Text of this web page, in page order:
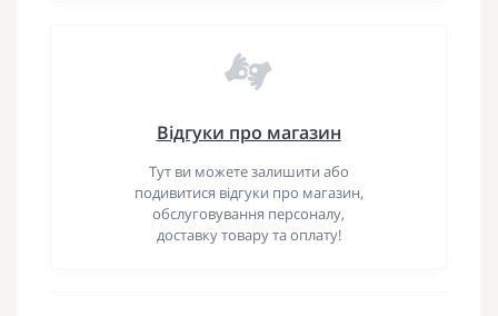
Відгуки про магазин
Тут ви можете залишити або
подивитися відгуки про магазин,
обслуговування персоналу,
доставку товару та оплату!